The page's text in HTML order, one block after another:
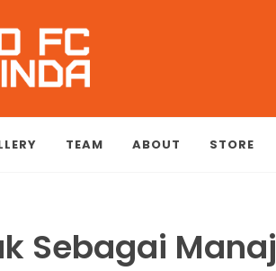
TEAM ABOUT STORE
Sebagai